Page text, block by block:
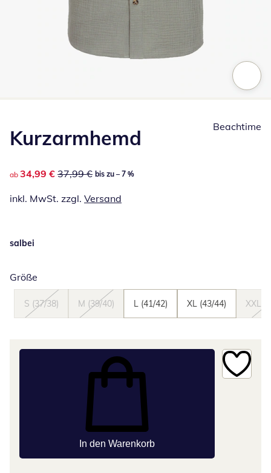
Kurzarmhemd
reduzierter Preis 34,99 €, vorheriger Preis: 37,99 €
ab 34,99 € 37,99 € bis zu – 7 %
inkl. MwSt. zzgl. Versand
Beachtime
salbei
Größe
S (37/38) M (39/40) L (41/42) XL (43/44) XXL
In den Warenkorb